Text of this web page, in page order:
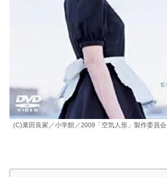
(C)業田良家／小学館／2009「空気人形」製作委員会